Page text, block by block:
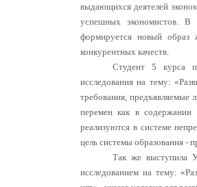
выдающихся деятелей
успешных экономистов. В
формируется новый образ
конкурентных качеств.
Студент 5 курса
исследования на тему:
требования, предъявляемые
перемен как в содержании
реализуются в системе
цель системы образования -
Так же выступила
исследованием на тему: